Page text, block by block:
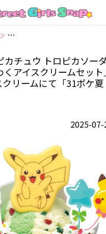
【写真 8/30】「ピカチュウ ト
カチュウ トロピカソーダ
くアイスクリームセッ
リームにて「31ポケ
2025-